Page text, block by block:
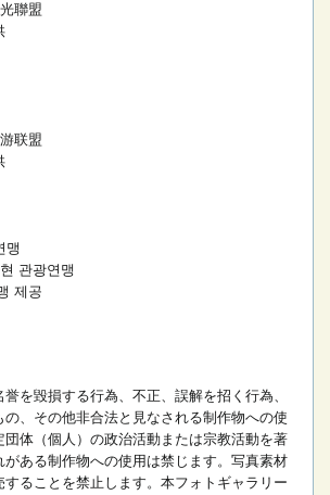
聯盟
联盟
맹
관광연맹
제공
を毀損する行為、不正、誤解を招く行為、
、その他非合法と見なされる制作物への使
団体（個人）の政治活動または宗教活動を著
ある制作物への使用は禁じます。 写真素材
ることを禁止します。 本フォトギャラリー